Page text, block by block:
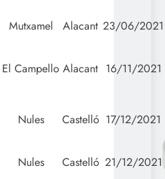
Mutxamel Alacant 23/06/2021
El Campello Alacant 16/11/2021
Nules Castelló 17/12/2021
Nules Castelló 21/12/2021